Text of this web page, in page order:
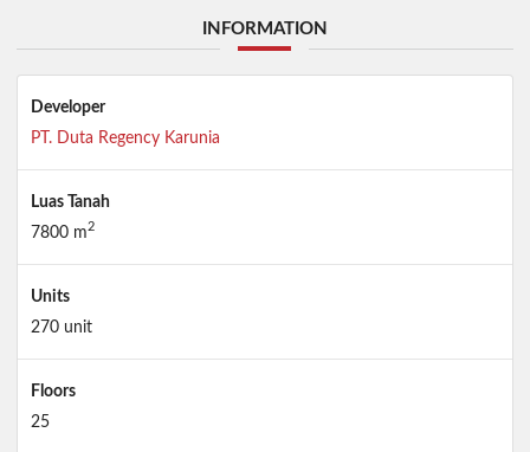
INFORMATION
Developer
PT. Duta Regency Karunia
Luas Tanah
7800 m2
Units
270 unit
Floors
25